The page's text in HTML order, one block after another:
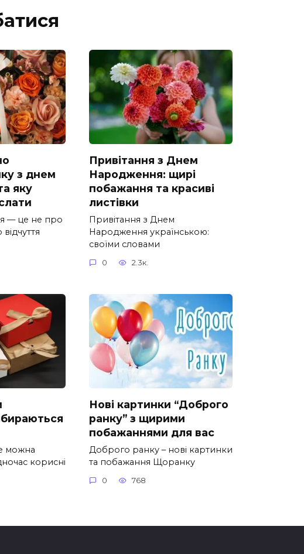
з днем
яку
— це не про
Привітання з Днем
Народження: щирі
побажання та красиві
листівки
Привітання з Днем
Народження українською:
своїми словами
0 2.3к.
можна
корисні
Нові картинки “Доброго
ранку” з щирими
побажаннями для вас
Доброго ранку – нові картинки
та побажання Щоранку
0 768